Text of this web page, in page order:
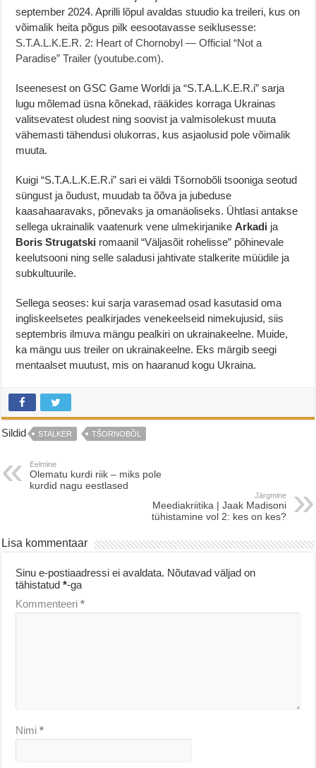
september 2024. Aprilli lõpul avaldas stuudio ka treileri, kus on
võimalik heita põgus pilk eesootavasse seiklusesse:
S.T.A.L.K.E.R. 2: Heart of Chornobyl — Official “Not a
Paradise” Trailer (youtube.com).
Iseenesest on GSC Game Worldi ja “S.T.A.L.K.E.R.i” sarja
lugu mõlemad üsna kõnekad, rääkides korraga Ukrainas
valitsevatest oludest ning soovist ja valmisolekust muuta
vähemasti tähendusi olukorras, kus asjaolusid pole võimalik
muuta.
Kuigi “S.T.A.L.K.E.R.i” sari ei väldi Tšornobõli tsooniga seotud
süngust ja õudust, muudab ta õõva ja jubeduse
kaasahaaravaks, põnevaks ja omanäoliseks. Ühtlasi antakse
sellega ukrainalik vaatenurk vene ulmekirjanikeArkadi ja
Boris Strugatski romaanil “Väljasõit rohelisse” põhinevale
keelutsooni ning selle saladusi jahtivate stalkerite müüdile ja
subkultuurile.
Sellega seoses: kui sarja varasemad osad kasutasid oma
ingliskeelsetes pealkirjades venekeelseid nimekujusid, siis
septembris ilmuva mängu pealkiri on ukrainakeelne. Muide,
ka mängu uus treiler on ukrainakeelne. Eks märgib seegi
mentaalset muutust, mis on haaranud kogu Ukraina.
Sildid STALKER TŠORNOBÕL
Eelmine
Olematu kurdi riik – miks pole
kurdid nagu eestlased
Järgmine
Meediakriitika | Jaak Madisoni
tühistamine vol 2: kes on kes?
Lisa kommentaar
Sinu e-postiaadressi ei avaldata. Nõutavad väljad on
tähistatud*-ga
Kommenteeri*
Nimi*